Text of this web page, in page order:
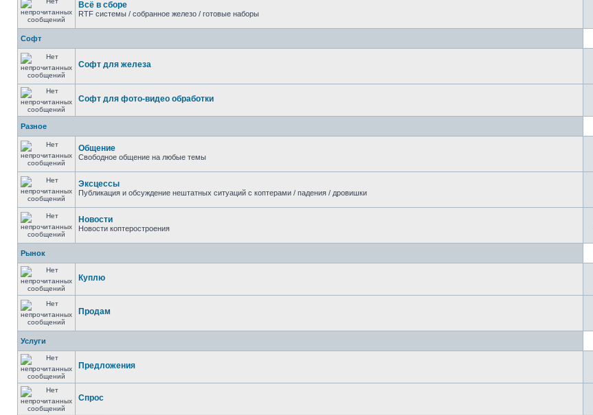
Всё в сборе
RTF системы / собранное железо / готовые наборы
Софт
Софт для железа
Софт для фото-видео обработки
Разное
Общение
Свободное общение на любые темы
Эксцессы
Публикация и обсуждение нештатных ситуаций с коптерами / падения / дровишки
Новости
Новости коптеростроения
Рынок
Куплю
Продам
Услуги
Предложения
Спрос